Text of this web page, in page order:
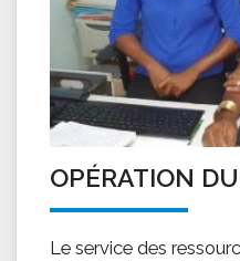
OPÉRATION
Le service des